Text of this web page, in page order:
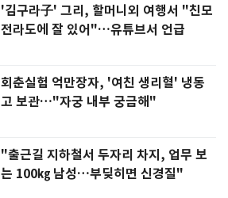
'김구라子' 그리, 할머니외 여행서 "친모
전라도에 잘 있어"…유튜브서 언급
회춘실험 억만장자, '여친 생리혈' 냉동
고 보관…"자궁 내부 궁금해"
"출근길 지하철서 두자리 차지, 업무 보
는 100㎏ 남성…부딪히면 신경질"